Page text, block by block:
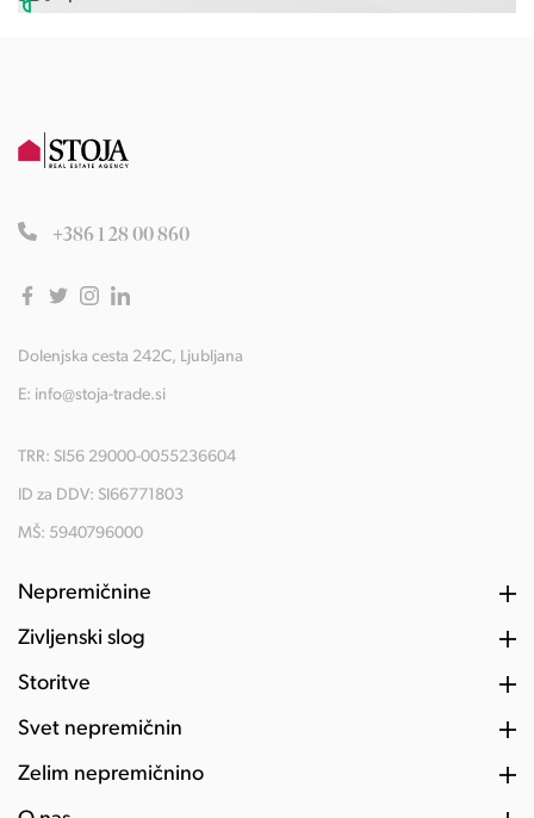
+386 1 28 00 860
Dolenjska cesta 242C, Ljubljana
E: info@stoja-trade.si
TRR: SI56 29000-0055236604
ID za DDV: SI66771803
MŠ: 5940796000
Nepremičnine
Življenski slog
Storitve
Svet nepremičnin
Želim nepremičnino